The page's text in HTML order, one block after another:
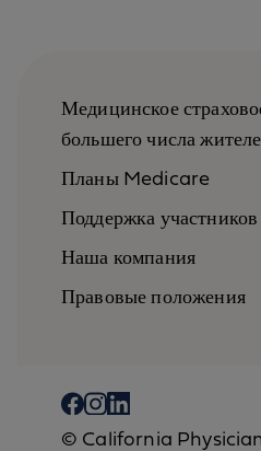
Медицинское
большего числа
Планы Medicare
Поддержка участников
Наша компания
Правовые положения
© California